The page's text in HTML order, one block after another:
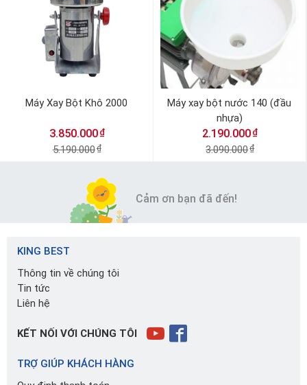
Máy Xay Bột Khô 2000
3.850.000 ₫
5.190.000₫
Máy xay bột nước 140 (đầu
nhựa)
2.190.000 ₫
3.090.000₫
Cảm ơn bạn đã đến!
KING BEST
Thông tin về chúng tôi
Tin tức
Liên hệ
KẾT NỐI VỚI CHÚNG TÔI
TRỢ GIÚP KHÁCH HÀNG